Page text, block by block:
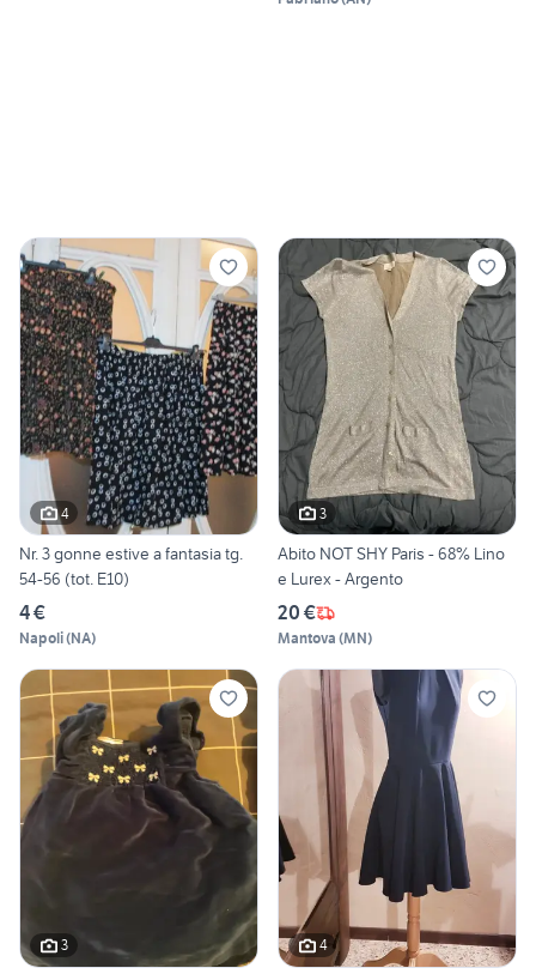
4
Nr. 3 gonne estive a fantasia tg.
54-56 (tot. E10)
4 €
Napoli(NA)
3
Abito NOT SHY Paris - 68% Lino
e Lurex - Argento
20 €
Mantova (MN)
3 4